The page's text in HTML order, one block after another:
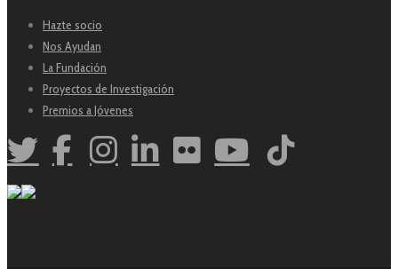
Hazte socio
Nos Ayudan
La Fundación
Proyectos de Investigación
Premios a Jóvenes